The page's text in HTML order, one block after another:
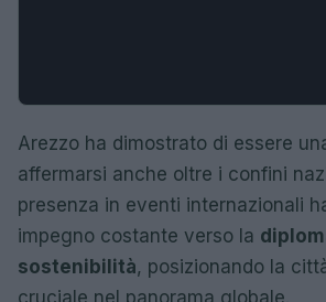
Arezzo ha dimostrato di essere
affermarsi anche oltre i confini
presenza in eventi internazionali
impegno costante verso la
sostenibilità, posizionando la
cruciale nel panorama globale.